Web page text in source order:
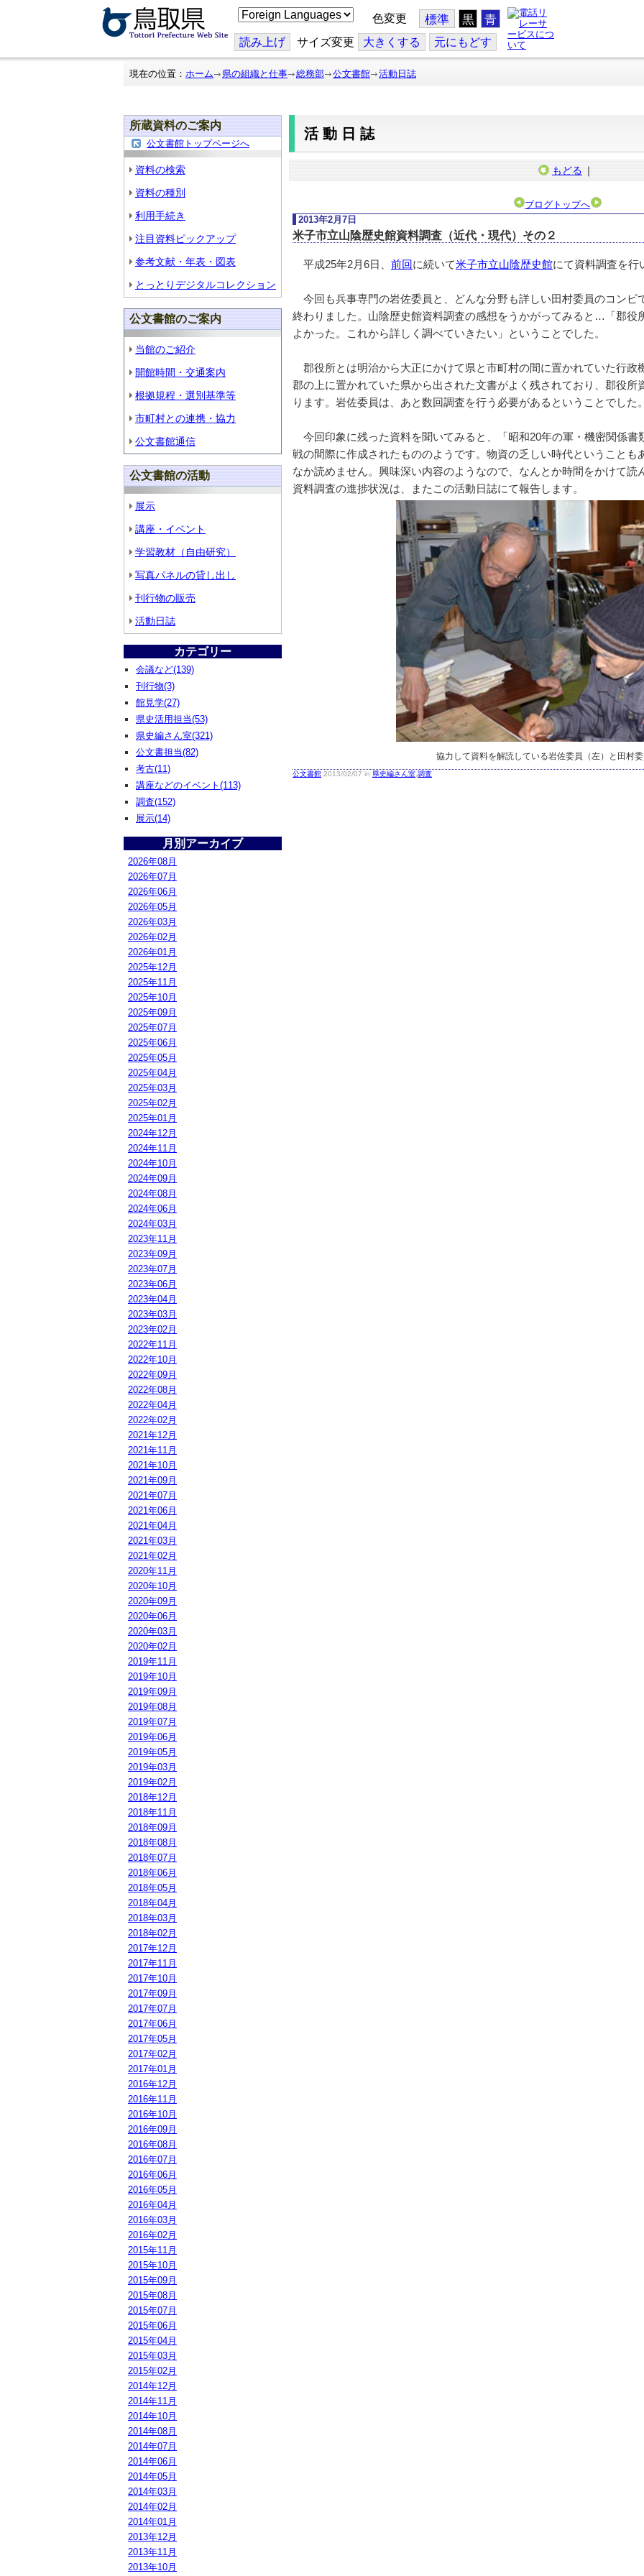
こ
の
ジ
を
翻
色変更 標準 黒 青
読み上げ サイズ変更 大きくする 元にもどす
現在の位置： ホーム 県の組織と仕事 総務部 公文書館 活動日誌
所蔵資料のご案内
公文書館トップページへ
資料の検索
資料の種別
利用手続き
注目資料ピックアップ
参考文献・年表・図表
とっとりデジタルコレクション
公文書館のご案内
当館のご紹介
開館時間・交通案内
根拠規程・選別基準等
市町村との連携・協力
公文書館通信
公文書館の活動
展示
講座・イベント
学習教材（自由研究）
写真パネルの貸し出し
刊行物の販売
活動日誌
カテゴリー
会議など(139)
刊行物(3)
館見学(27)
県史活用担当(53)
県史編さん室(321)
公文書担当(82)
考古(11)
講座などのイベント(113)
調査(152)
展示(14)
月別アーカイブ
2026年08月
2026年07月
2026年06月
2026年05月
2026年03月
2026年02月
2026年01月
2025年12月
2025年11月
2025年10月
2025年09月
2025年07月
2025年06月
2025年05月
2025年04月
2025年03月
2025年02月
2025年01月
2024年12月
2024年11月
2024年10月
2024年09月
2024年08月
2024年06月
2024年03月
2023年11月
2023年09月
2023年07月
2023年06月
2023年04月
2023年03月
2023年02月
2022年11月
2022年10月
2022年09月
2022年08月
2022年04月
2022年02月
2021年12月
2021年11月
2021年10月
2021年09月
2021年07月
2021年06月
2021年04月
2021年03月
2021年02月
2020年11月
2020年10月
2020年09月
2020年06月
2020年03月
2020年02月
2019年11月
2019年10月
2019年09月
2019年08月
2019年07月
2019年06月
2019年05月
2019年03月
2019年02月
2018年12月
2018年11月
2018年09月
2018年08月
2018年07月
2018年06月
2018年05月
2018年04月
2018年03月
2018年02月
2017年12月
2017年11月
2017年10月
2017年09月
2017年07月
2017年06月
2017年05月
2017年02月
2017年01月
2016年12月
2016年11月
2016年10月
2016年09月
2016年08月
2016年07月
2016年06月
2016年05月
2016年04月
2016年03月
2016年02月
2015年11月
2015年10月
2015年09月
2015年08月
2015年07月
2015年06月
2015年04月
2015年03月
2015年02月
2014年12月
2014年11月
2014年10月
2014年08月
2014年07月
2014年06月
2014年05月
2014年03月
2014年02月
2014年01月
2013年12月
2013年11月
2013年10月
活動日誌
もどる ｜
ブログトップへ
2013年2月7日
米子市立山陰歴史館資料調査（近代・現代）その２
平成25年2月6日、 前回に続いて米子市立山陰歴史館にて資料調査を行
今回も兵事専門の岩佐委員と、どんな分野も詳しい田村委員のコンビ
終わりました。山陰歴史館資料調査の感想をうかがってみると…「郡役
よかった。これから詳しく調べていきたい」ということでした。
郡役所とは明治から大正にかけて県と市町村の間に置かれていた行政
郡の上に置かれていた県から出された文書がよく残されており、郡役所
ります。岩佐委員は、あと数回調査を行う必要があるということでした
今回印象に残った資料を聞いてみると、「昭和20年の軍・機密関係書
戦の間際に作成されたもののようです。物資の乏しい時代ということも
なか読めません。興味深い内容のようなので、なんとか時間をかけて
資料調査の進捗状況は、またこの活動日誌にて報告します。
協力して資料を解読している岩佐委員（左）と田村
公文書館 2013/02/07 in 県史編さん室 調査